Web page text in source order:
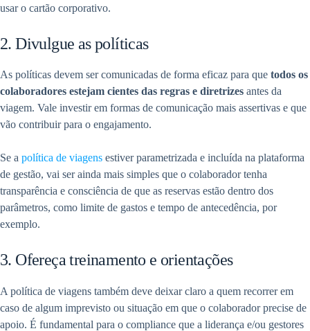
usar o cartão corporativo.
2. Divulgue as políticas
As políticas devem ser comunicadas de forma eficaz para que todos os
colaboradores estejam cientes das regras e diretrizes antes da
viagem. Vale investir em formas de comunicação mais assertivas e que
vão contribuir para o engajamento.
Se a política de viagens estiver parametrizada e incluída na plataforma
de gestão, vai ser ainda mais simples que o colaborador tenha
transparência e consciência de que as reservas estão dentro dos
parâmetros, como limite de gastos e tempo de antecedência, por
exemplo.
3. Ofereça treinamento e orientações
A política de viagens também deve deixar claro a quem recorrer em
caso de algum imprevisto ou situação em que o colaborador precise de
apoio. É fundamental para o compliance que a liderança e/ou gestores